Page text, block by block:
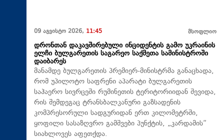
09 აგვისტო 2026, 11:45 მსოფლიო
დრონთან დაკავშირებული ინციდენტის გამო უკრაინის
ელჩი ბულგარეთის საგარეო საქმეთა სამინისტროში
დაიბარეს
მანამდე ბულგარეთის პრემიერ-მინისტრმა განაცხადა,
რომ უპილოტო საფრენი აპარატი ბულგარეთის
საჰაერო სივრცეში რუმინეთის ტერიტორიიდან შევიდა,
რის შემდეგაც ტრანსბალკანური გაზსადენის
კომპრესორული სადგურიდან ერთ კილომეტრში,
ყოფილი სასაზღვრო გამშვები პუნქტის, „კარდამის“
სიახლოვეს აფეთქდა.